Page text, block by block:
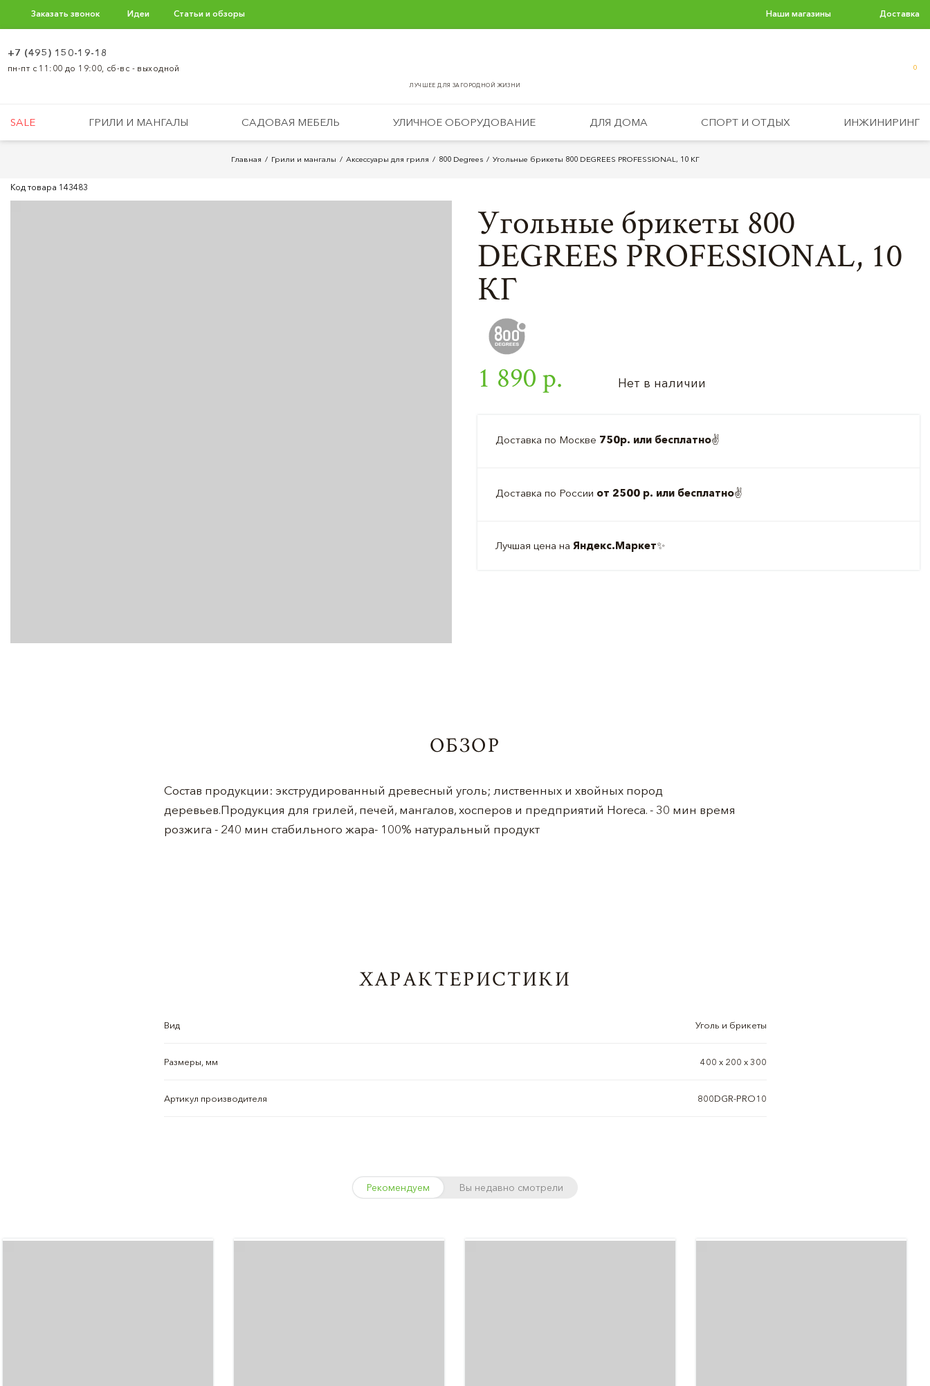
Заказать звонок Идеи Статьи и обзоры Наши магазины Доставка
ЛУЧШЕЕ ДЛЯ ЗАГОРОДНОЙ ЖИЗНИ
+7 (495) 150-19-18
пн-пт с 11:00 до 19:00, сб-вс - выходной 0
SALE ГРИЛИ И МАНГАЛЫ САДОВАЯ МЕБЕЛЬ УЛИЧНОЕ ОБОРУДОВАНИЕ ДЛЯ ДОМА СПОРТ И ОТДЫХ ИНЖИНИРИНГ
Главная Грили и мангалы Аксессуары для гриля 800 Degrees Угольные брикеты 800 DEGREES PROFESSIONAL, 10 КГ
Код товара 143483
Угольные брикеты 800
DEGREES PROFESSIONAL, 10
КГ
1 890 р. Нет в наличии
Доставка по Москве 750р. или бесплатно✌️
Доставка по России от 2500 р. или бесплатно✌️
Лучшая цена на Яндекс.Маркет✨
ОБЗОР
Состав продукции: экструдированный древесный уголь; лиственных и хвойных пород
деревьев.Продукция для грилей, печей, мангалов, хосперов и предприятий Horeca. - 30 мин время
розжига - 240 мин стабильного жара- 100% натуральный продукт
ХАРАКТЕРИСТИКИ
Вид Уголь и брикеты
Размеры, мм 400 х 200 х 300
Артикул производителя 800DGR-PRO10
Рекомендуем Вы недавно смотрели